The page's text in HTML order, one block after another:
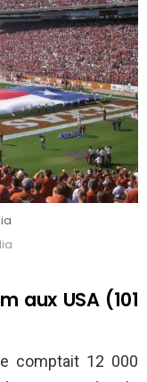
aux USA (101
comptait 12 000